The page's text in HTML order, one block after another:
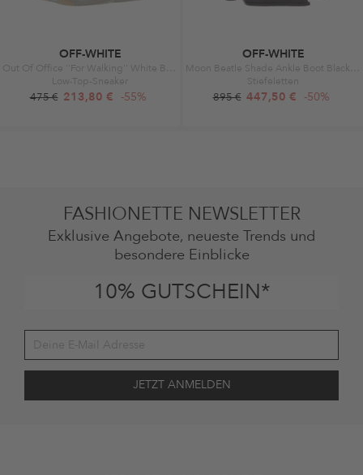
OFF-WHITE
Low-Top-Sneaker
475 € 213,80 € -55%
OFF-WHITE
Stiefeletten
895 € 447,50 € -50%
FASHIONETTE NEWSLETTER
Exklusive Angebote, neueste Trends und
besondere Einblicke
10% GUTSCHEIN*